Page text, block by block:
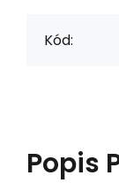
Kód:
Popis